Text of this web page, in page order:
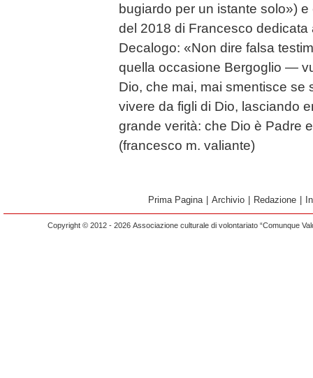
bugiardo per un istante solo»)
del 2018 di Francesco dedicata
Decalogo: «Non dire falsa
quella occasione Bergoglio —
Dio, che mai, mai smentisce se
vivere da figli di Dio, lasciando
grande verità: che Dio è Padre
(francesco m. valiante)
Prima Pagina Archivio Redazione
Copyright © 2012 - 2026 Associazione culturale di volontariato “Comunque